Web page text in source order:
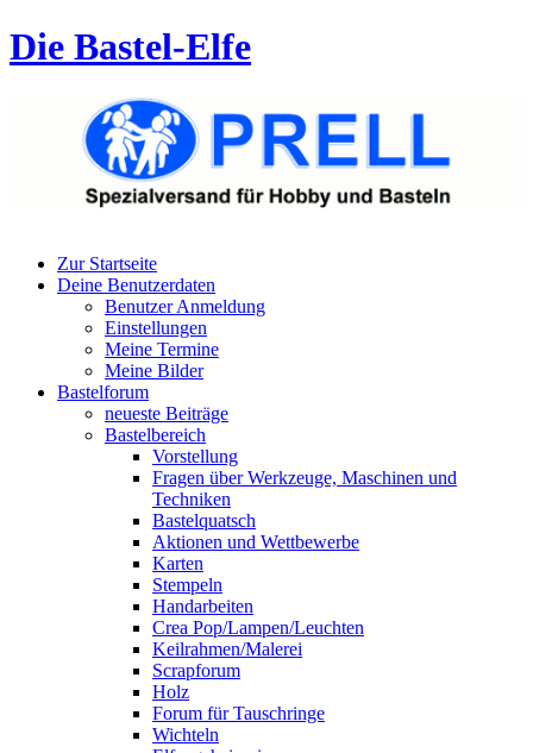
Die Bastel-Elfe
Zur Startseite
Deine Benutzerdaten
Benutzer Anmeldung
Einstellungen
Meine Termine
Meine Bilder
Bastelforum
neueste Beiträge
Bastelbereich
Vorstellung
Fragen über Werkzeuge, Maschinen und
Techniken
Bastelquatsch
Aktionen und Wettbewerbe
Karten
Stempeln
Handarbeiten
Crea Pop/Lampen/Leuchten
Keilrahmen/Malerei
Scrapforum
Holz
Forum für Tauschringe
Wichteln